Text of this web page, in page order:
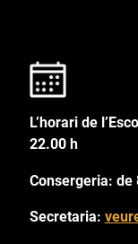
L’horari de
22.00 h
Consergeria: de
Secretaria: